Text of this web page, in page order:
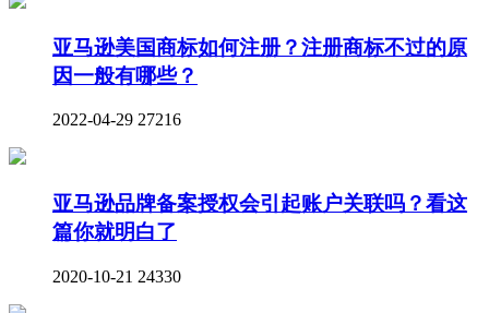
亚马逊美国商标如何注册？注册商标不过的原
因一般有哪些？
2022-04-29 27216
亚马逊品牌备案授权会引起账户关联吗？看这
篇你就明白了
2020-10-21 24330